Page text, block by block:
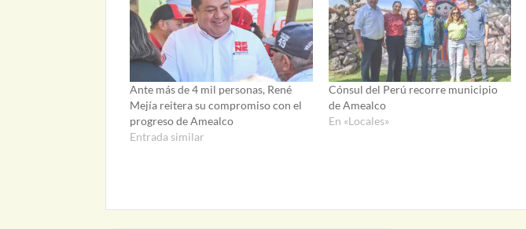
Ante más de 4 mil personas, René
Mejía reitera su compromiso con el
progreso de Amealco
Entrada similar
Cónsul del Perú recorre municipio
de Amealco
En «Locales»